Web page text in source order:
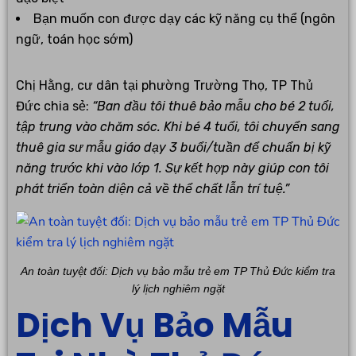
Bạn muốn con được dạy các kỹ năng cụ thể (ngôn
ngữ, toán học sớm)
Chị Hằng, cư dân tại phường Trường Thọ, TP Thủ
Đức chia sẻ: “Ban đầu tôi thuê bảo mẫu cho bé 2 tuổi,
tập trung vào chăm sóc. Khi bé 4 tuổi, tôi chuyển sang
thuê gia sư mẫu giáo dạy 3 buổi/tuần để chuẩn bị kỹ
năng trước khi vào lớp 1. Sự kết hợp này giúp con tôi
phát triển toàn diện cả về thể chất lẫn trí tuệ.”
An toàn tuyệt đối: Dịch vụ bảo mẫu trẻ em TP Thủ Đức kiểm tra
lý lịch nghiêm ngặt
Dịch Vụ Bảo Mẫu